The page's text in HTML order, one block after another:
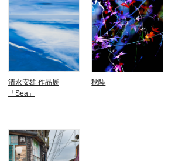
清永安雄 作品展
「Sea」
秋酔